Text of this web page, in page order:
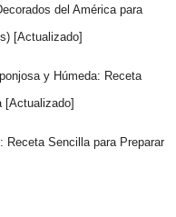
del América para
[Actualizado]
y Húmeda: Receta
[Actualizado]
Receta Sencilla para Preparar